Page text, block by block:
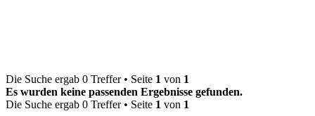
Die Suche ergab 0 Treffer • Seite 1 von 1
Es wurden keine passenden Ergebnisse gefunden.
Die Suche ergab 0 Treffer • Seite 1 von 1